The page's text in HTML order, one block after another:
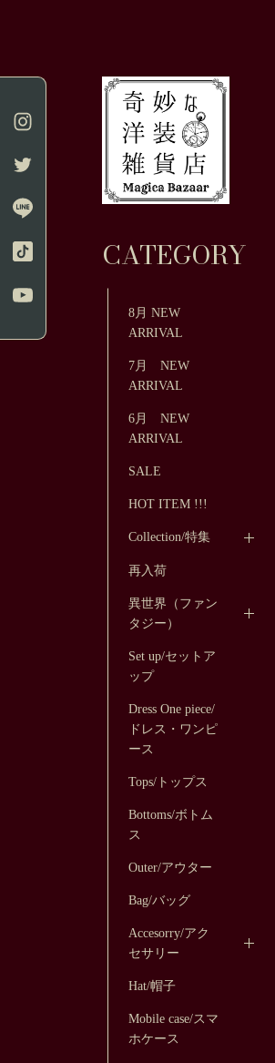
CATEGORY
8月 NEW
ARRIVAL
7月 NEW
ARRIVAL
6月 NEW
ARRIVAL
SALE
HOT ITEM !!!
Collection/特集
再入荷
異世界（ファン
タジー）
Set up/セットア
ップ
Dress One piece/
ドレス・ワンピ
ース
Tops/トップス
Bottoms/ボトム
ス
Outer/アウター
Bag/バッグ
Accesorry/アク
セサリー
Hat/帽子
Mobile case/スマ
ホケース